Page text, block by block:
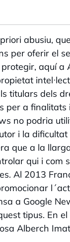
abusiu,
per oferir el
aquí
titulars dels
per a
no podria
i la
que a la
qui i com
Al 2013
a Google
tipus. En
Alberch